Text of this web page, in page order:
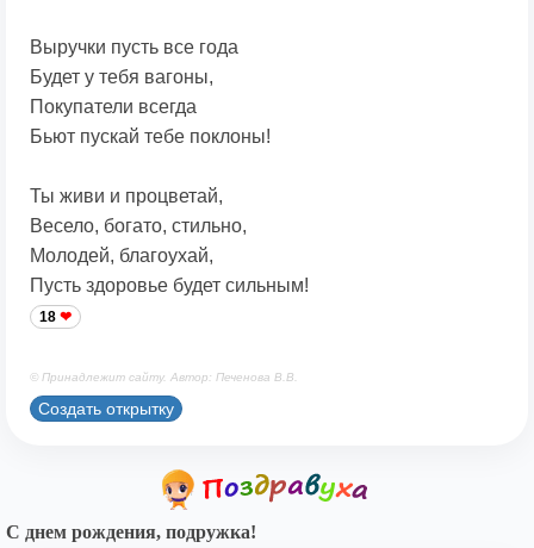
Выручки пусть все года
Будет у тебя вагоны,
Покупатели всегда
Бьют пускай тебе поклоны!
Ты живи и процветай,
Весело, богато, стильно,
Молодей, благоухай,
Пусть здоровье будет сильным!
18
© Принадлежит сайту. Автор: Печенова В.В.
Создать открытку
С днем рождения, подружка!